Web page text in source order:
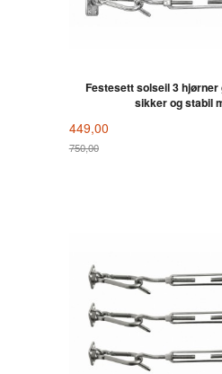
Festesett solseil 3
sikker og stabil
449,00
750,00